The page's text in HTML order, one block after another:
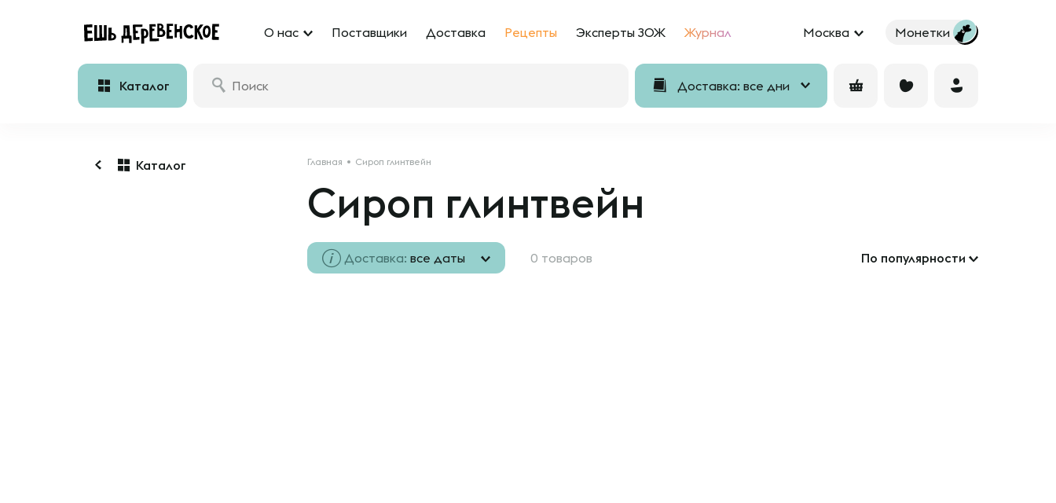
О нас Поставщики Доставка Рецепты Эксперты ЗОЖ Журнал Москва Монетки
Каталог Доставка: все дни
Каталог Главная Сироп глинтвейн
Сироп глинтвейн
Доставка: все даты 0 товаров По популярности